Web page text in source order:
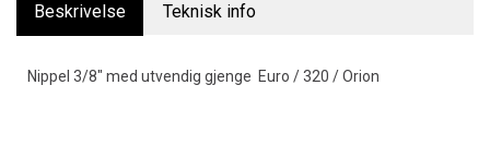
Beskrivelse Teknisk info
Nippel 3/8" med utvendig gjenge Euro / 320 / Orion